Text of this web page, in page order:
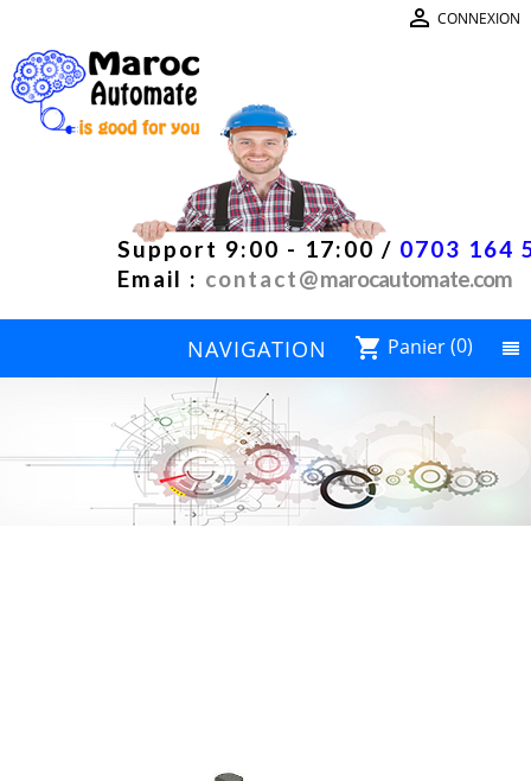
 CONNEXION
Support 9:00 - 17:00 / 0703 164
Email : contact@marocautomate.com
shopping_cart Panier(0)
NAVIGATION